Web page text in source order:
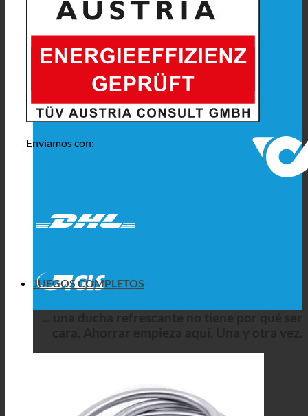
Enviamos con:
JUEGOS COMPLETOS